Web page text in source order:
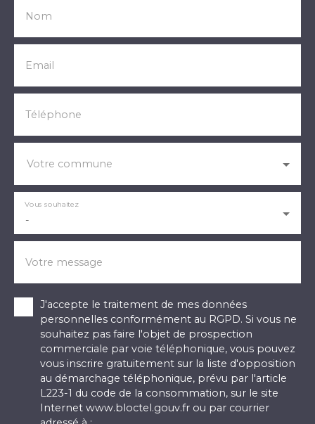
Nom
Email
Téléphone
Votre commune
-
Vous souhaitez
Votre message
J'accepte le traitement de mes données
personnelles conformément au RGPD. Si vous ne
souhaitez pas faire l'objet de prospection
commerciale par voie téléphonique, vous pouvez
vous inscrire gratuitement sur la liste d'opposition
au démarchage téléphonique, prévu par l'article
L223-1 du code de la consommation, sur le site
Internet www.bloctel.gouv.fr ou par courrier